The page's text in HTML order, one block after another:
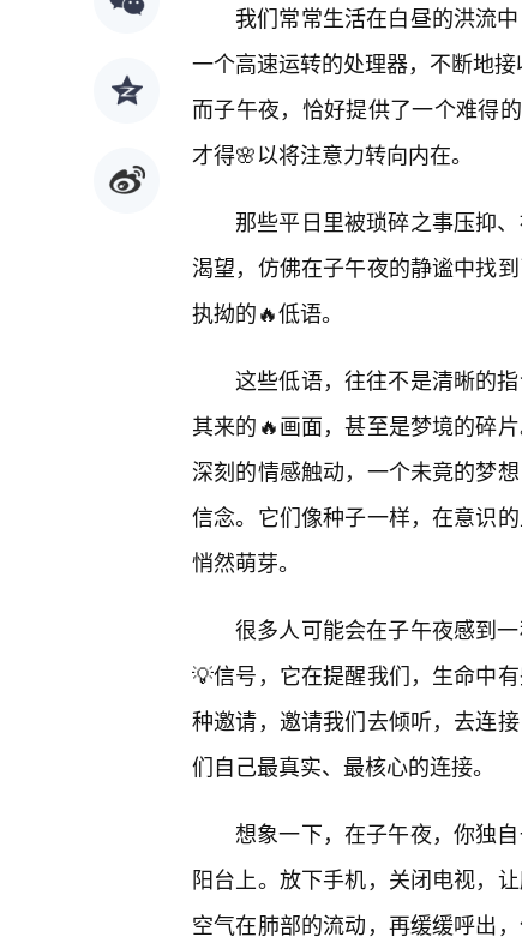
我们常常生活在白昼的洪流
一个高速运转的处理器，不断地接
而子午夜，恰好提供了一个难得
才得🌸以将注意力转向内在。
那些平日里被琐碎之事压抑
渴望，仿佛在子午夜的静谧中找
执拗的🔥低语。
这些低语，往往不是清晰的
其来的🔥画面，甚至是梦境的碎
深刻的情感触动，一个未竟的梦
信念。它们像种子一样，在意识
悄然萌芽。
很多人可能会在子午夜感到
💡信号，它在提醒我们，生命中
种邀请，邀请我们去倾听，去连
们自己最真实、最核心的连接。
想象一下，在子午夜，你独
阳台上。放下手机，关闭电视，
空气在肺部的流动，再缓缓呼出